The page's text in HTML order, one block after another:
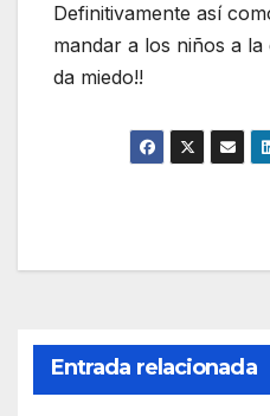
Definitivamente así
mandar a los niños a
da miedo!!
de
Entrada relacionada